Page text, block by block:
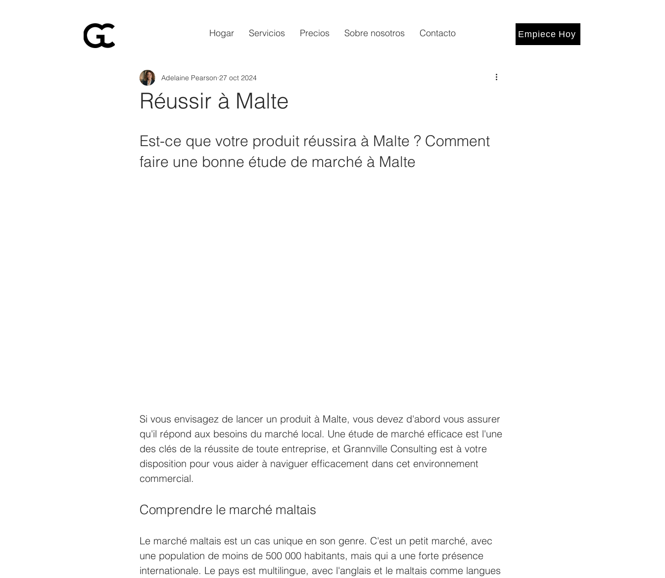
Hogar Servicios Precios Sobre nosotros Contacto Empiece Hoy
Réussir à Malte
Adelaine Pearson 27 oct 2024
Est-ce que votre produit réussira à Malte ? Comment
faire une bonne étude de marché à Malte
Si vous envisagez de lancer un produit à Malte, vous devez d'abord vous assurer
qu'il répond aux besoins du marché local. Une étude de marché efficace est l'une
des clés de la réussite de toute entreprise, et Grannville Consulting est à votre
disposition pour vous aider à naviguer efficacement dans cet environnement
commercial.
Comprendre le marché maltais
Le marché maltais est un cas unique en son genre. C'est un petit marché, avec
une population de moins de 500 000 habitants, mais qui a une forte présence
internationale. Le pays est multilingue, avec l'anglais et le maltais comme langues